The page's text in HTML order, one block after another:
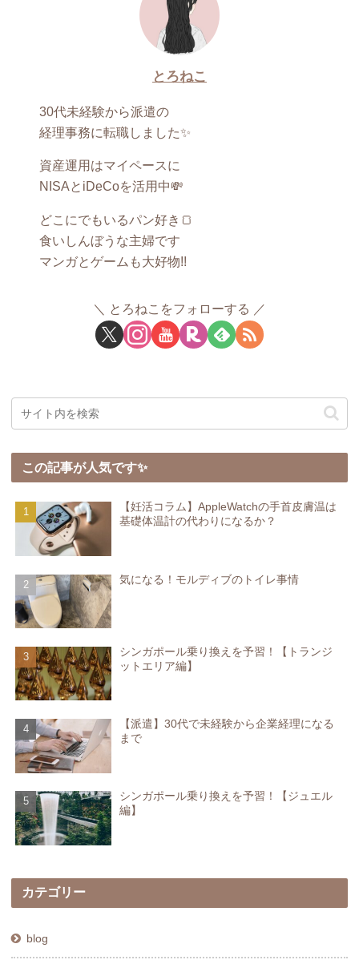
とろねこ
30代未経験から派遣の
経理事務に転職しました✨
資産運用はマイペースに
NISAとiDeCoを活用中💸
どこにでもいるパン好き🍞
食いしんぼうな主婦です
マンガとゲームも大好物!!
とろねこをフォローする
この記事が人気です✨
【妊活コラム】AppleWatchの手首皮膚温は
基礎体温計の代わりになるか？
気になる！モルディブのトイレ事情
シンガポール乗り換えを予習！【トランジ
ットエリア編】
【派遣】30代で未経験から企業経理になる
まで
シンガポール乗り換えを予習！【ジュエル
編】
カテゴリー
blog